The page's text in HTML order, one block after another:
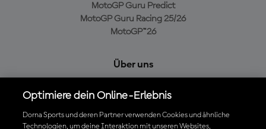
MotoGP Guru Predict
MotoGP Guru Racing 25/26
MotoGP™26
Über uns
Cookie-Richtlinien
Geschäftsbedingungen
Optimiere dein Online-Erlebnis
Dorna Sports und deren Partner verwenden Cookies und ähnliche
Technologien, um deine Interaktion mit unseren Websites,